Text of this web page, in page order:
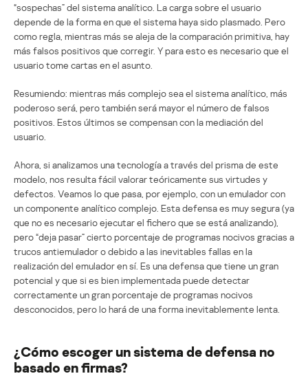
“sospechas” del sistema analítico. La carga sobre el usuario
depende de la forma en que el sistema haya sido plasmado. Pero
como regla, mientras más se aleja de la comparación primitiva, hay
más falsos positivos que corregir. Y para esto es necesario que el
usuario tome cartas en el asunto.
Resumiendo: mientras más complejo sea el sistema analítico, más
poderoso será, pero también será mayor el número de falsos
positivos. Estos últimos se compensan con la mediación del
usuario.
Ahora, si analizamos una tecnología a través del prisma de este
modelo, nos resulta fácil valorar teóricamente sus virtudes y
defectos. Veamos lo que pasa, por ejemplo, con un emulador con
un componente analítico complejo. Esta defensa es muy segura (ya
que no es necesario ejecutar el fichero que se está analizando),
pero “deja pasar” cierto porcentaje de programas nocivos gracias a
trucos antiemulador o debido a las inevitables fallas en la
realización del emulador en sí. Es una defensa que tiene un gran
potencial y que si es bien implementada puede detectar
correctamente un gran porcentaje de programas nocivos
desconocidos, pero lo hará de una forma inevitablemente lenta.
¿Cómo escoger un sistema de defensa no
basado en firmas?